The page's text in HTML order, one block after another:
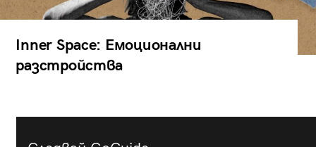
Inner Space: Емоционални
разстройства